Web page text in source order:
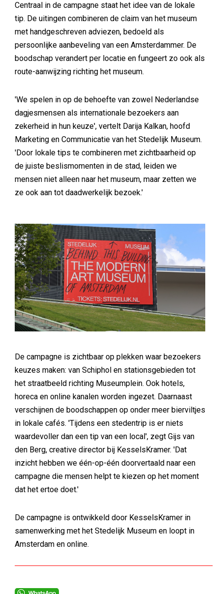
Centraal in de campagne staat het idee van de lokale
tip. De uitingen combineren de claim van het museum
met handgeschreven adviezen, bedoeld als
persoonlijke aanbeveling van een Amsterdammer. De
boodschap verandert per locatie en fungeert zo ook als
route-aanwijzing richting het museum.
'We spelen in op de behoefte van zowel Nederlandse
dagjesmensen als internationale bezoekers aan
zekerheid in hun keuze', vertelt Darija Kalkan, hoofd
Marketing en Communicatie van het Stedelijk Museum.
'Door lokale tips te combineren met zichtbaarheid op
de juiste beslismomenten in de stad, leiden we
mensen niet alleen naar het museum, maar zetten we
ze ook aan tot daadwerkelijk bezoek.'
De campagne is zichtbaar op plekken waar bezoekers
keuzes maken: van Schiphol en stationsgebieden tot
het straatbeeld richting Museumplein. Ook hotels,
horeca en online kanalen worden ingezet. Daarnaast
verschijnen de boodschappen op onder meer bierviltjes
in lokale cafés. 'Tijdens een stedentrip is er niets
waardevoller dan een tip van een local', zegt Gijs van
den Berg, creative director bij KesselsKramer. 'Dat
inzicht hebben we één-op-één doorvertaald naar een
campagne die mensen helpt te kiezen op het moment
dat het ertoe doet.'
De campagne is ontwikkeld door KesselsKramer in
samenwerking met het Stedelijk Museum en loopt in
Amsterdam en online.